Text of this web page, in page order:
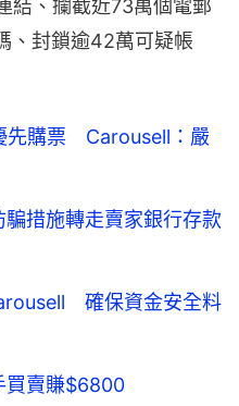
結、攔截近73萬個電郵
、封鎖逾42萬可疑帳
先購票 Carousell：嚴
措施轉走賣家銀行存款
確保資金安全料
買賣賺$6800